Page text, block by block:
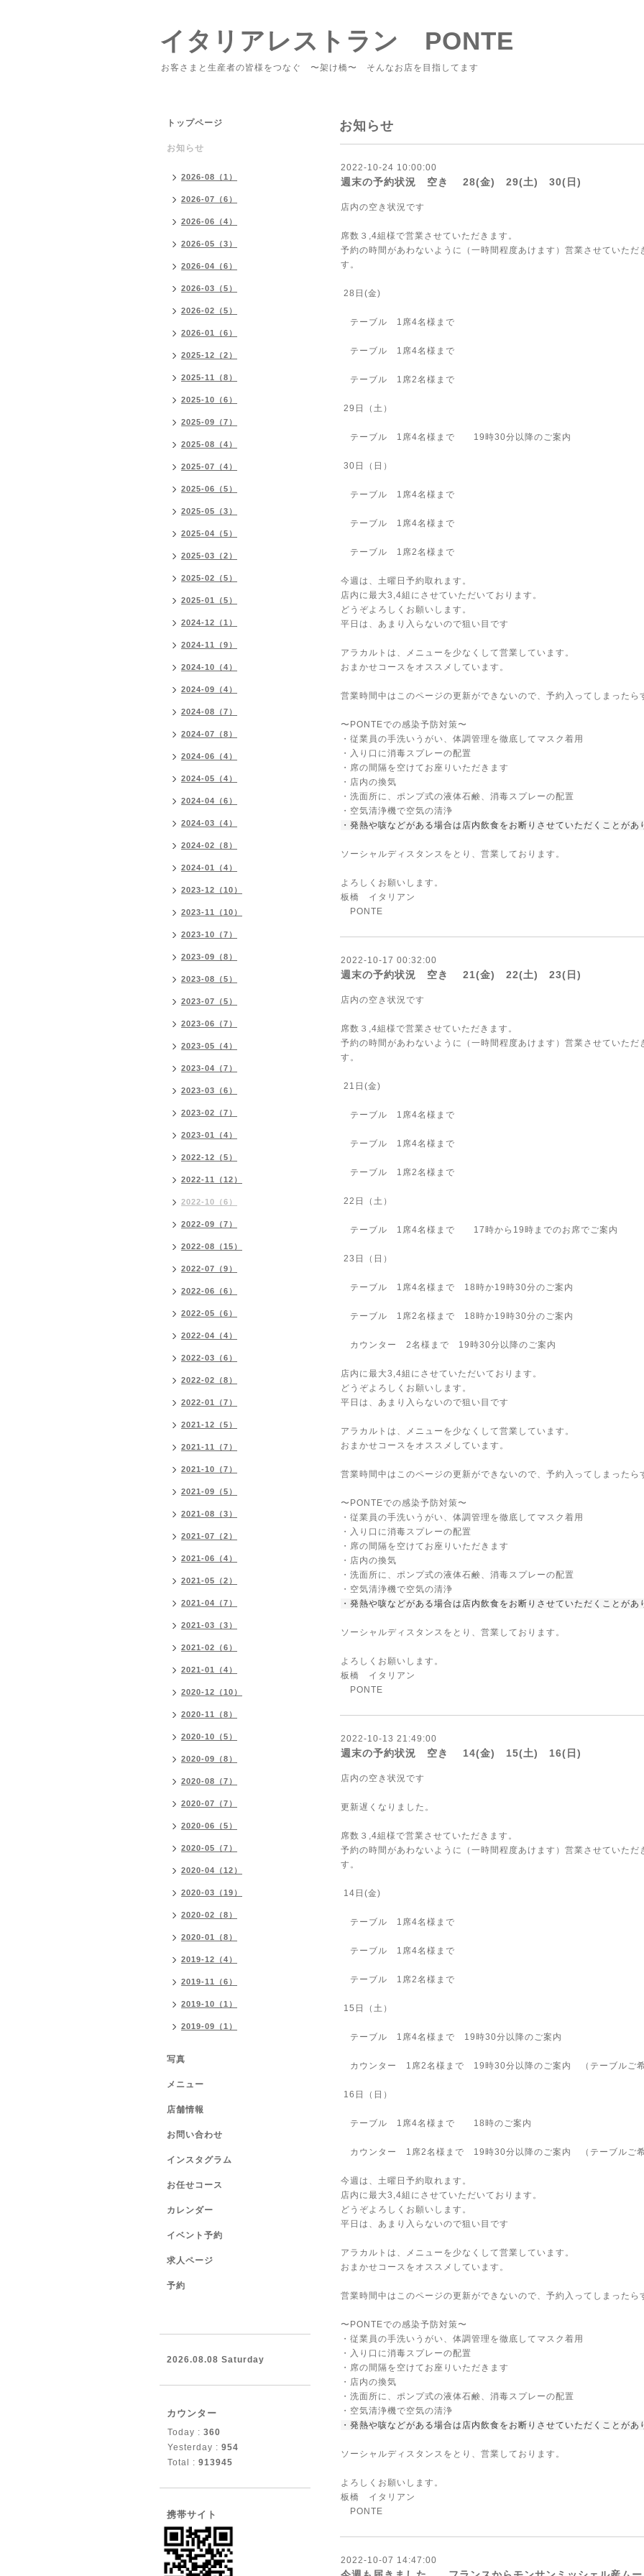
イタリアレストラン PONTE
お客さまと生産者の皆様をつなぐ 〜架け橋〜 そんなお店を目指してます
お知らせ
2022-10-24 10:00:00
週末の予約状況 空き 28(金) 29(土) 30(日)
店内の空き状況です
席数３,4組様で営業させていただきます。
予約の時間があわないように（一時間程度あけます）営業させていただ
す。
28日(金)
テーブル 1席4名様まで
テーブル 1席4名様まで
テーブル 1席2名様まで
29日（土）
テーブル 1席4名様まで 19時30分以降のご案内
30日（日）
テーブル 1席4名様まで
テーブル 1席4名様まで
テーブル 1席2名様まで
今週は、土曜日予約取れます。
店内に最大3,4組にさせていただいております。
どうぞよろしくお願いします。
平日は、あまり入らないので狙い目です
アラカルトは、メニューを少なくして営業しています。
おまかせコースをオススメしています。
営業時間中はこのページの更新ができないので、予約入ってしまったら
〜PONTEでの感染予防対策〜
・従業員の手洗いうがい、体調管理を徹底してマスク着用
・入り口に消毒スプレーの配置
・席の間隔を空けてお座りいただきます
・店内の換気
・洗面所に、ポンプ式の液体石鹸、消毒スプレーの配置
・空気清浄機で空気の清浄
・発熱や咳などがある場合は店内飲食をお断りさせていただくことがあ
ソーシャルディスタンスをとり、営業しております。
よろしくお願いします。
板橋 イタリアン
PONTE
2022-10-17 00:32:00
週末の予約状況 空き 21(金) 22(土) 23(日)
店内の空き状況です
席数３,4組様で営業させていただきます。
予約の時間があわないように（一時間程度あけます）営業させていただ
す。
21日(金)
テーブル 1席4名様まで
テーブル 1席4名様まで
テーブル 1席2名様まで
22日（土）
テーブル 1席4名様まで 17時から19時までのお席でご案内
23日（日）
テーブル 1席4名様まで 18時か19時30分のご案内
テーブル 1席2名様まで 18時か19時30分のご案内
カウンター 2名様まで 19時30分以降のご案内
店内に最大3,4組にさせていただいております。
どうぞよろしくお願いします。
平日は、あまり入らないので狙い目です
アラカルトは、メニューを少なくして営業しています。
おまかせコースをオススメしています。
営業時間中はこのページの更新ができないので、予約入ってしまったら
〜PONTEでの感染予防対策〜
・従業員の手洗いうがい、体調管理を徹底してマスク着用
・入り口に消毒スプレーの配置
・席の間隔を空けてお座りいただきます
・店内の換気
・洗面所に、ポンプ式の液体石鹸、消毒スプレーの配置
・空気清浄機で空気の清浄
・発熱や咳などがある場合は店内飲食をお断りさせていただくことがあ
ソーシャルディスタンスをとり、営業しております。
よろしくお願いします。
板橋 イタリアン
PONTE
2022-10-13 21:49:00
週末の予約状況 空き 14(金) 15(土) 16(日)
店内の空き状況です
更新遅くなりました。
席数３,4組様で営業させていただきます。
予約の時間があわないように（一時間程度あけます）営業させていただ
す。
14日(金)
テーブル 1席4名様まで
テーブル 1席4名様まで
テーブル 1席2名様まで
15日（土）
テーブル 1席4名様まで 19時30分以降のご案内
カウンター 1席2名様まで 19時30分以降のご案内 （テーブルご希
16日（日）
テーブル 1席4名様まで 18時のご案内
カウンター 1席2名様まで 19時30分以降のご案内 （テーブルご希
今週は、土曜日予約取れます。
店内に最大3,4組にさせていただいております。
どうぞよろしくお願いします。
平日は、あまり入らないので狙い目です
アラカルトは、メニューを少なくして営業しています。
おまかせコースをオススメしています。
営業時間中はこのページの更新ができないので、予約入ってしまったら
〜PONTEでの感染予防対策〜
・従業員の手洗いうがい、体調管理を徹底してマスク着用
・入り口に消毒スプレーの配置
・席の間隔を空けてお座りいただきます
・店内の換気
・洗面所に、ポンプ式の液体石鹸、消毒スプレーの配置
・空気清浄機で空気の清浄
・発熱や咳などがある場合は店内飲食をお断りさせていただくことがあ
ソーシャルディスタンスをとり、営業しております。
よろしくお願いします。
板橋 イタリアン
PONTE
2022-10-07 14:47:00
トップページ
お知らせ
2026-08（1）
2026-07（6）
2026-06（4）
2026-05（3）
2026-04（6）
2026-03（5）
2026-02（5）
2026-01（6）
2025-12（2）
2025-11（8）
2025-10（6）
2025-09（7）
2025-08（4）
2025-07（4）
2025-06（5）
2025-05（3）
2025-04（5）
2025-03（2）
2025-02（5）
2025-01（5）
2024-12（1）
2024-11（9）
2024-10（4）
2024-09（4）
2024-08（7）
2024-07（8）
2024-06（4）
2024-05（4）
2024-04（6）
2024-03（4）
2024-02（8）
2024-01（4）
2023-12（10）
2023-11（10）
2023-10（7）
2023-09（8）
2023-08（5）
2023-07（5）
2023-06（7）
2023-05（4）
2023-04（7）
2023-03（6）
2023-02（7）
2023-01（4）
2022-12（5）
2022-11（12）
2022-10（6）
2022-09（7）
2022-08（15）
2022-07（9）
2022-06（6）
2022-05（6）
2022-04（4）
2022-03（6）
2022-02（8）
2022-01（7）
2021-12（5）
2021-11（7）
2021-10（7）
2021-09（5）
2021-08（3）
2021-07（2）
2021-06（4）
2021-05（2）
2021-04（7）
2021-03（3）
2021-02（6）
2021-01（4）
2020-12（10）
2020-11（8）
2020-10（5）
2020-09（8）
2020-08（7）
2020-07（7）
2020-06（5）
2020-05（7）
2020-04（12）
2020-03（19）
2020-02（8）
2020-01（8）
2019-12（4）
2019-11（6）
2019-10（1）
2019-09（1）
写真
メニュー
店舗情報
お問い合わせ
インスタグラム
お任せコース
カレンダー
イベント予約
求人ページ
予約
2026.08.08 Saturday
カウンター
Today : 360
Yesterday : 954
Total : 913945
携帯サイト